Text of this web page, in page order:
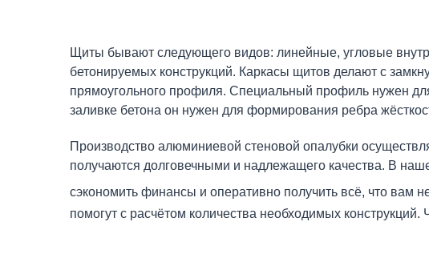
Щиты бывают следующего видов: линейные, угловые
бетонируемых конструкций. Каркасы щитов делают с
прямоугольного профиля. Специальный профиль нужен
заливке бетона он нужен для формирования ребра
Производство алюминиевой стеновой опалубки
получаются долговечными и надлежащего качества. В
сэкономить финансы и оперативно получить всё, что вам
помогут с расчётом количества необходимых